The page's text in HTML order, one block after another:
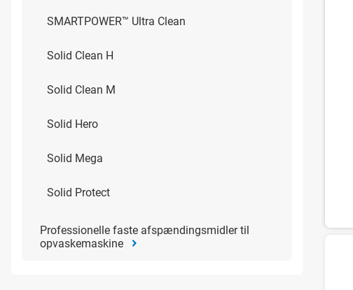
SMARTPOWER™ Ultra Clean
Solid Clean H
Solid Clean M
Solid Hero
Solid Mega
Solid Protect
Professionelle faste afspændingsmidler til
opvaskemaskine